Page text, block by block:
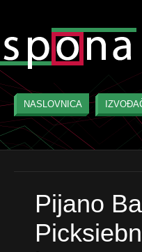
NASLOVNICA
Pijano